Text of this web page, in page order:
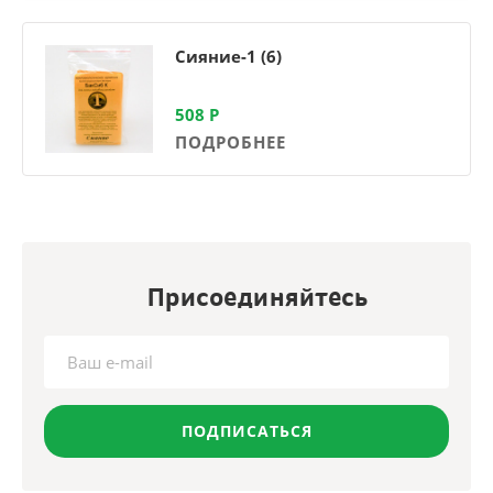
Сияние-1 (6)
508 Р
ПОДРОБНЕЕ
Присоединяйтесь
ПОДПИСАТЬСЯ